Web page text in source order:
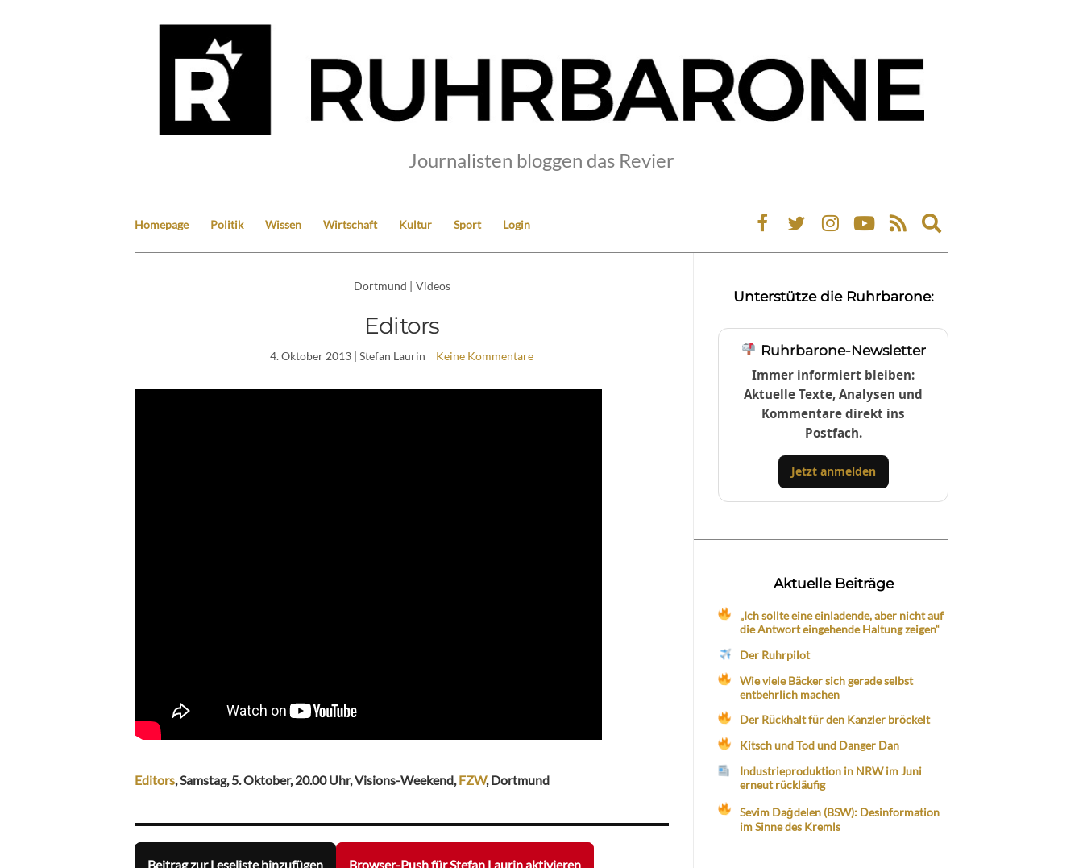
Journalisten bloggen das Revier
Homepage Politik Wissen Wirtschaft Kultur Sport Login
Expand
search
Dortmund | Videos
Editors
4. Oktober 2013 | Stefan Laurin Keine Kommentare
Editors, Samstag, 5. Oktober, 20.00 Uhr, Visions-Weekend, FZW, Dortmund
Beitrag zur Leseliste hinzufügen Browser-Push für Stefan Laurin aktivieren
Unterstütze die Ruhrbarone:
Ruhrbarone-Newsletter
Immer informiert bleiben:
Aktuelle Texte, Analysen und
Kommentare direkt ins
Postfach.
Jetzt anmelden
Aktuelle Beiträge
„Ich sollte eine einladende, aber nicht auf
die Antwort eingehende Haltung zeigen“
Der Ruhrpilot
Wie viele Bäcker sich gerade selbst
entbehrlich machen
Der Rückhalt für den Kanzler bröckelt
Kitsch und Tod und Danger Dan
Industrieproduktion in NRW im Juni
erneut rückläufig
Sevim Dağdelen (BSW): Desinformation
im Sinne des Kremls